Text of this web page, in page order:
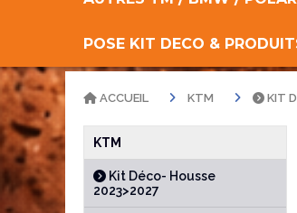
POSE KIT DECO &
KTM
Kit Déco- Housse
2023>2027
ACCUEIL KTM KIT